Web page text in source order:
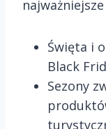
Święta i
Black
Sezony